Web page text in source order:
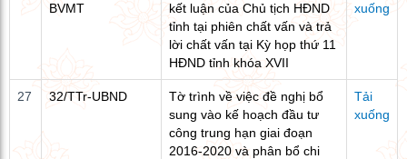
BVMT
kết luận của Chủ tịch HĐND
tỉnh tại phiên chất vấn và trả
lời chất vấn tại Kỳ họp thứ 11
HĐND tỉnh khóa XVII
xuống
27 32/TTr-UBND
Tờ trình về việc đề nghị bổ
sung vào kế hoạch đầu tư
công trung hạn giai đoạn
2016-2020 và phân bổ chi
Tải
xuống